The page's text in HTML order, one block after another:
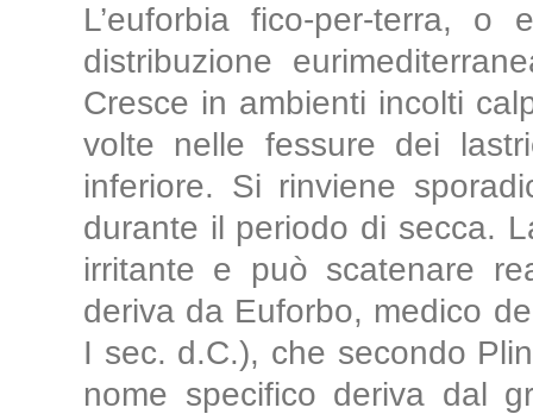
L’euforbia fico-per-terra,
distribuzione
Cresce in ambienti incolti
volte nelle fessure dei
inferiore. Si rinviene
durante il periodo di secca.
irritante e può scatenare
deriva da Euforbo, medico
I sec. d.C.), che secondo
nome specifico deriva dal